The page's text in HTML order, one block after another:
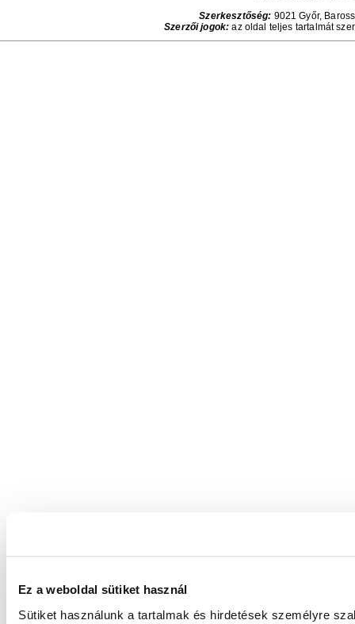
Ez a weboldal sütiket használ
Sütiket használunk a tartalmak és hirdetések személyre
Szerkesztőség: 9021 Győr,
Szerzői jogok: az oldal teljes tartalmát